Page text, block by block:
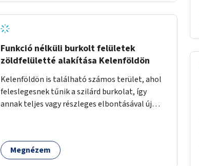
Funkció nélküli burkolt felületek
zöldfelületté alakítása Kelenföldön
Kelenföldön is található számos terület, ahol
feleslegesnek tűnik a szilárd burkolat, így
annak teljes vagy részleges elbontásával új
közötti, vagy a Fraknó utca 22/b és a Bártfai
utca közötti aszfaltos területek.
Megnézem